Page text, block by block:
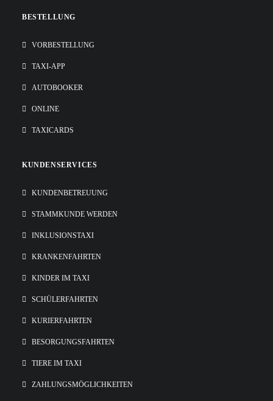
BESTELLUNG
VORBESTELLUNG
TAXI-APP
AUTOBOOKER
ONLINE
TAXICARDS
KUNDENSERVICES
KUNDENBETREUUNG
STAMMKUNDE WERDEN
INKLUSIONSTAXI
KRANKENFAHRTEN
KINDER IM TAXI
SCHÜLERFAHRTEN
KURIERFAHRTEN
BESORGUNGSFAHRTEN
TIERE IM TAXI
ZAHLUNGSMÖGLICHKEITEN